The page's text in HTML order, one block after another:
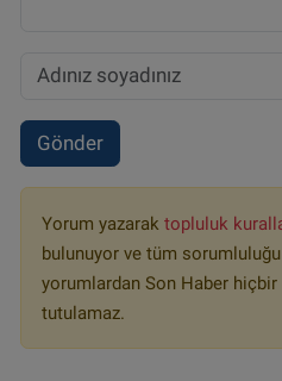
Gönder
Yorum yazarak topluluk
bulunuyor ve tüm
yorumlardan Son Haber
tutulamaz.